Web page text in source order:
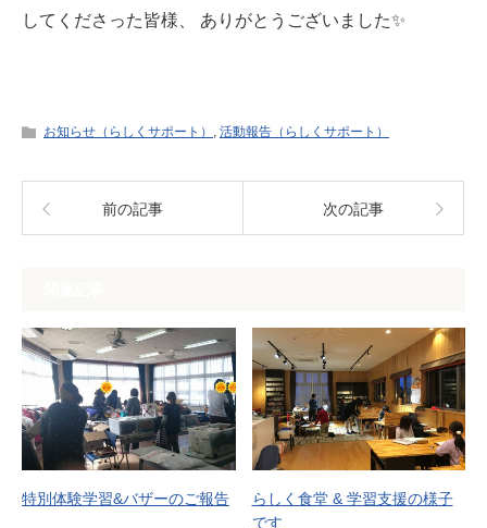
してくださった皆様、 ありがとうございました✨
お知らせ（らしくサポート） , 活動報告（らしくサポート）
前の記事 次の記事
特別体験学習&バザーのご報告
らしく食堂 & 学習支援の様子
です